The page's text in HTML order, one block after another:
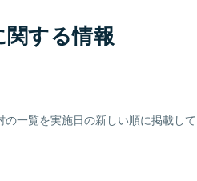
する情報
一覧を実施日の新しい順に掲載して